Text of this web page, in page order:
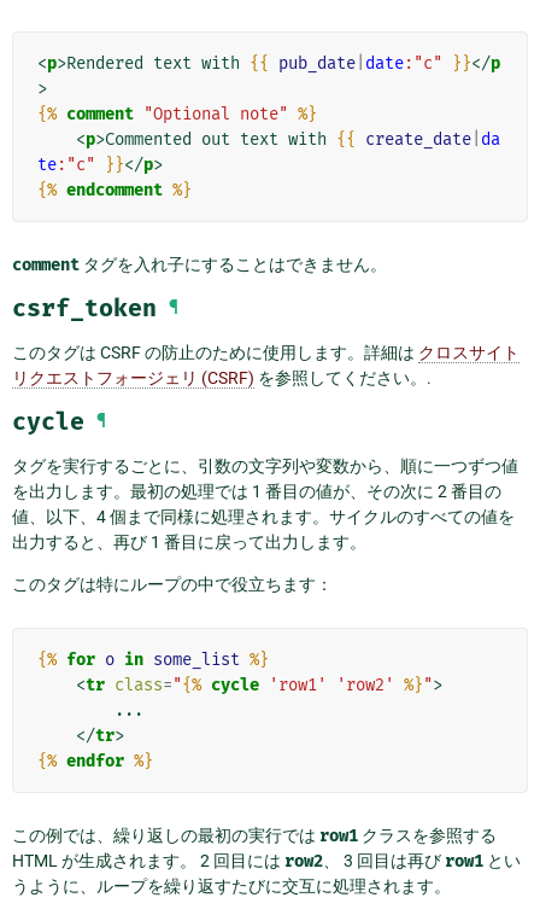
<p>Rendered text with {{ pub_date date:"c" }}</p
>
{% comment "Optional note" %}
<p>Commented out text with {{ create_date da
te:"c" }}</p>
{% endcomment %}
comment タグを入れ子にすることはできません。
csrf_token ¶
このタグは CSRF の防止のために使用します。詳細は クロスサイト
リクエストフォージェリ (CSRF) を参照してください。.
cycle ¶
タグを実行するごとに、引数の文字列や変数から、順に一つずつ値
を出力します。最初の処理では 1 番目の値が、その次に 2 番目の
値、以下、4 個まで同様に処理されます。サイクルのすべての値を
出力すると、再び 1 番目に戻って出力します。
このタグは特にループの中で役立ちます：
{% for o in some_list %}
<tr class="{% cycle 'row1' 'row2' %}">
</tr>
{% endfor %}
この例では、繰り返しの最初の実行では row1 クラスを参照する
HTML が生成されます。 2 回目には row2、 3 回目は再び row1 とい
うように、ループを繰り返すたびに交互に処理されます。